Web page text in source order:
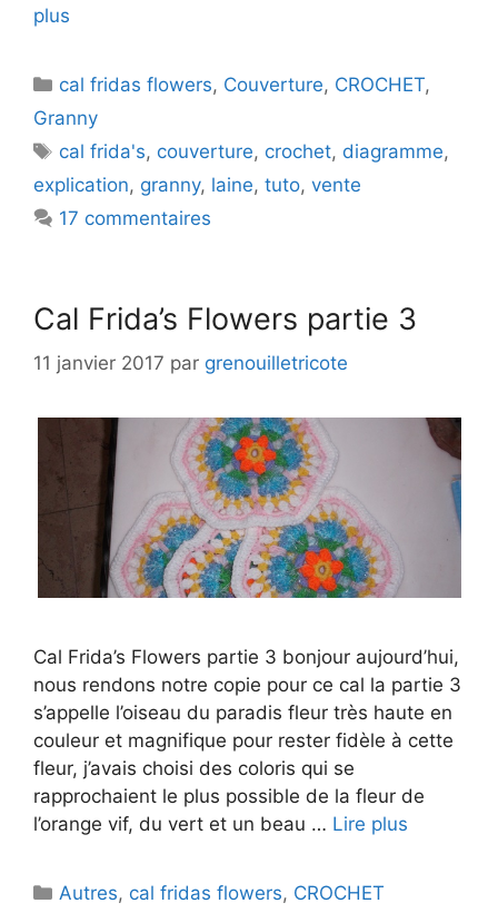
plus
Catégories
cal fridas flowers, Couverture, CROCHET,
Granny
Étiquettes
cal frida's, couverture, crochet, diagramme,
explication, granny, laine, tuto, vente
17 commentaires
Cal Frida’s Flowers partie 3
11 janvier 2017 par grenouilletricote
Cal Frida’s Flowers partie 3 bonjour aujourd’hui,
nous rendons notre copie pour ce cal la partie 3
s’appelle l’oiseau du paradis fleur très haute en
couleur et magnifique pour rester fidèle à cette
fleur, j’avais choisi des coloris qui se
rapprochaient le plus possible de la fleur de
l’orange vif, du vert et un beau … Lire plus
Catégories
Autres, cal fridas flowers, CROCHET